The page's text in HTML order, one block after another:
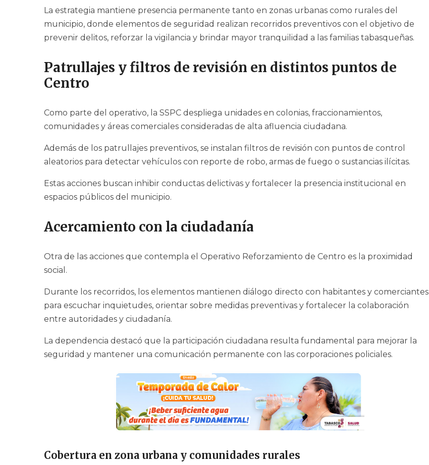
La estrategia mantiene presencia permanente tanto en zonas urbanas como rurales del
municipio, donde elementos de seguridad realizan recorridos preventivos con el objetivo de
prevenir delitos, reforzar la vigilancia y brindar mayor tranquilidad a las familias tabasqueñas.
Patrullajes y filtros de revisión en distintos puntos de
Centro
Como parte del operativo, la SSPC despliega unidades en colonias, fraccionamientos,
comunidades y áreas comerciales consideradas de alta afluencia ciudadana.
Además de los patrullajes preventivos, se instalan filtros de revisión con puntos de control
aleatorios para detectar vehículos con reporte de robo, armas de fuego o sustancias ilícitas.
Estas acciones buscan inhibir conductas delictivas y fortalecer la presencia institucional en
espacios públicos del municipio.
Acercamiento con la ciudadanía
Otra de las acciones que contempla el Operativo Reforzamiento de Centro es la proximidad
social.
Durante los recorridos, los elementos mantienen diálogo directo con habitantes y comerciantes
para escuchar inquietudes, orientar sobre medidas preventivas y fortalecer la colaboración
entre autoridades y ciudadanía.
La dependencia destacó que la participación ciudadana resulta fundamental para mejorar la
seguridad y mantener una comunicación permanente con las corporaciones policiales.
Cobertura en zona urbana y comunidades rurales